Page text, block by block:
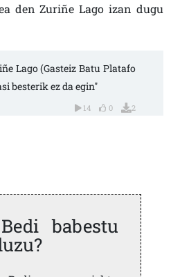
den Zuriñe Lago izan dugu
Lago (Gasteiz Batu Platafo
besterik ez da egin"
14 0 2
babestu